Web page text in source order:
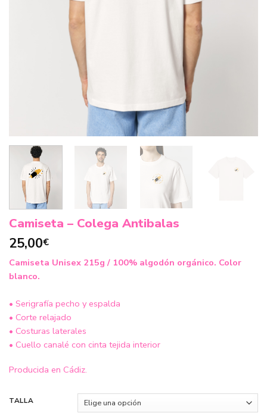
Camiseta – Colega Antibalas
25,00€
Camiseta Unisex 215g / 100% algodón orgánico. Color
blanco.
• Serigrafía pecho y espalda
• Corte relajado
• Costuras laterales
• Cuello canalé con cinta tejida interior
Producida en Cádiz.
TALLA